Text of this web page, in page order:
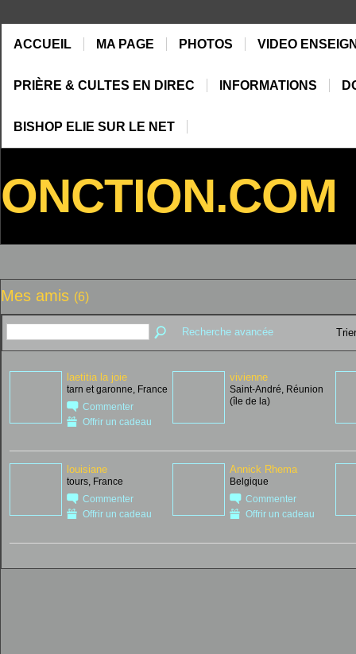
ACCUEIL MA PAGE PHOTOS VIDEO
PRIÈRE & CULTES EN DIREC INFORMATIONS
BISHOP ELIE SUR LE NET
ONCTION.COM
Mes amis (6)
Recherche avancée
laetitia la joie
tarn et garonne, France
Commenter
Offrir un cadeau
vivienne
Saint-André, Réunion
(île de la)
louisiane
tours, France
Commenter
Offrir un cadeau
Annick Rhema
Belgique
Commenter
Offrir un cadeau